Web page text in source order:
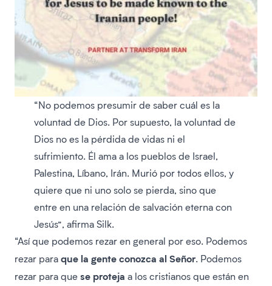
“No podemos presumir de saber cuál es la
voluntad de Dios. Por supuesto, la voluntad de
Dios no es la pérdida de vidas ni el
sufrimiento. Él ama a los pueblos de Israel,
Palestina, Líbano, Irán. Murió por todos ellos, y
quiere que ni uno solo se pierda, sino que
entre en una relación de salvación eterna con
Jesús”, afirma Silk.
“Así que podemos rezar en general por eso. Podemos
rezar paraque la gente conozca al Señor. Podemos
rezar para quese proteja a los cristianos que están en